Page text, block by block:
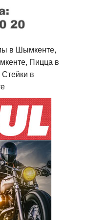
в Шымкенте,
Пицца в
в